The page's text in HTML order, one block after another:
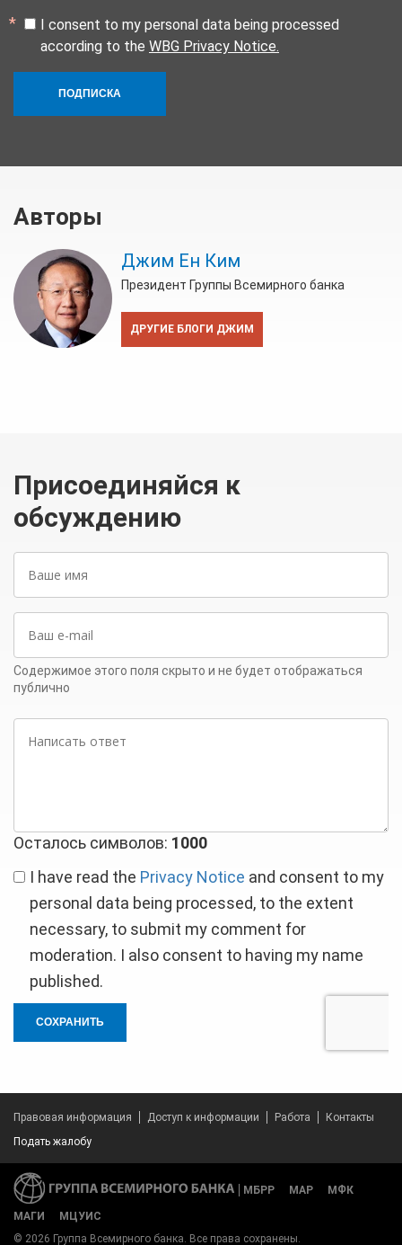
I consent to my personal data being processed
according to the WBG Privacy Notice.
ПОДПИСКА
Авторы
Джим Ен Ким
Президент Группы Всемирного банка
ДРУГИЕ БЛОГИ ДЖИМ
Присоединяйся к
обсуждению
имя
mail
Содержимое этого поля скрыто и не будет отображаться
публично
ответ
Осталось символов: 1000
I have read the Privacy Notice and consent to my
personal data being processed, to the extent
necessary, to submit my comment for
moderation. I also consent to having my name
published.
СОХРАНИТЬ
Правовая информация Доступ к информации Работа
Контакты
Подать жалобу
МБРР МАР МФК
МАГИ
МЦУИС
© 2026 Группа Всемирного банка. Все права сохранены.